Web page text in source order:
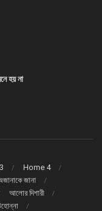
হয় না
Home 4
জানা
আলোর দিশারী